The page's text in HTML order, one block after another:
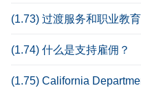
(1.73) 过渡服务和职业教
(1.74) 什么是支持雇佣？
(1.75) California